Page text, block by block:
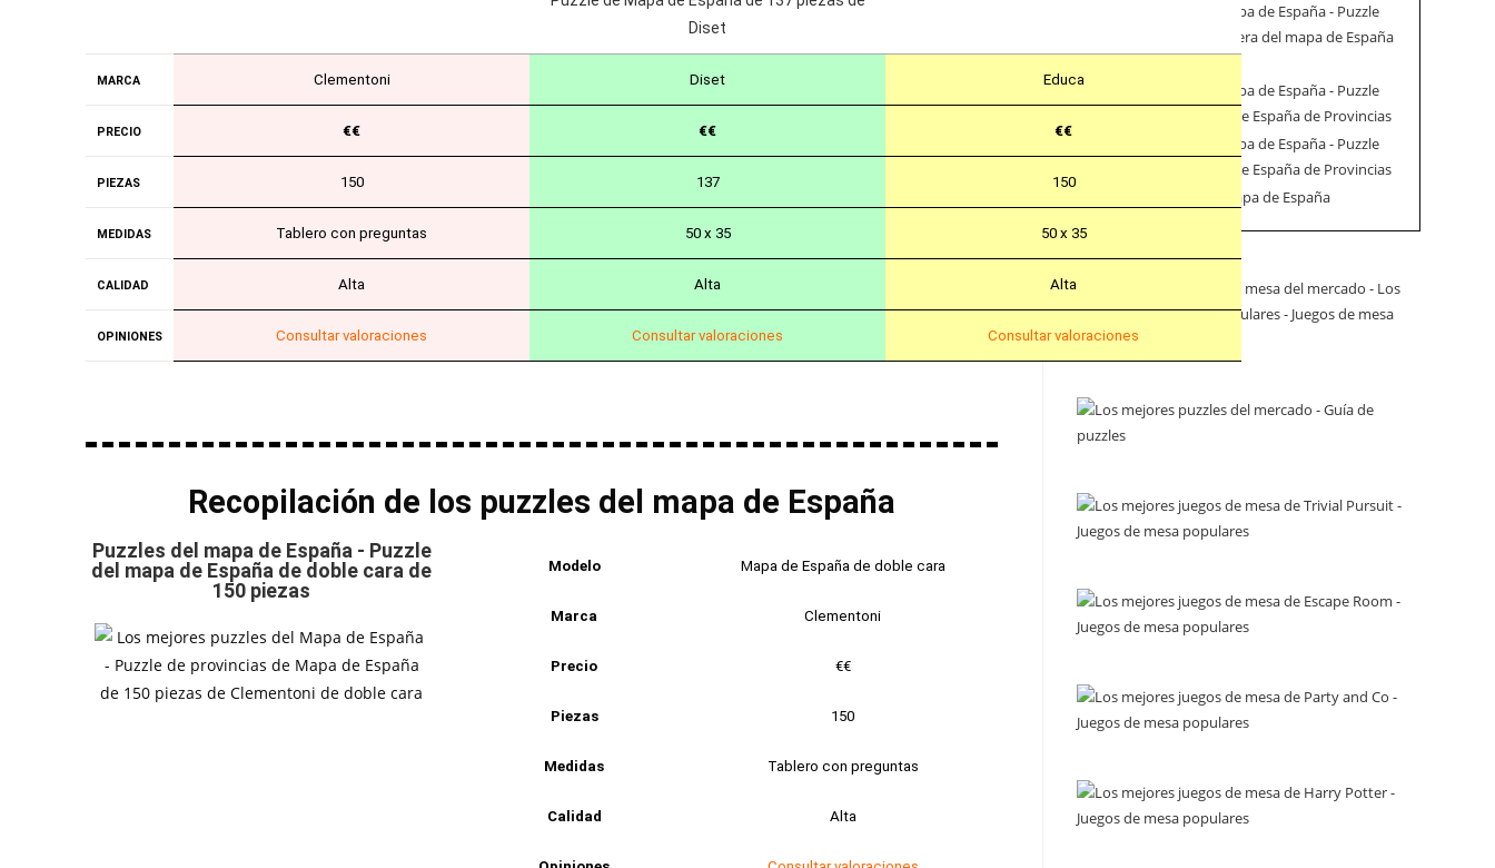
MARCA Clementoni Diset Educa
PRECIO €€ €€ €€
PIEZAS 150 137 150
MEDIDAS Tablero con preguntas 50 x 35 50 x 35
CALIDAD Alta Alta Alta
OPINIONES Consultar valoraciones Consultar valoraciones Consultar valoraciones
Recopilación de los puzzles del mapa de España
Puzzles del mapa de España - Puzzle
del mapa de España de doble cara de
150 piezas
Modelo Mapa de España de doble cara
Marca Clementoni
Precio €€
Piezas 150
Medidas Tablero con preguntas
Calidad Alta
Puzzles del mapa de España - Puzzle
magnético de madera del mapa de España
Puzzles del mapa de España - Puzzle
de mapa rascable de España de Provincias
Puzzles del mapa de España - Puzzle
de mapa rascable de España de Provincias
Más puzzles del mapa de España